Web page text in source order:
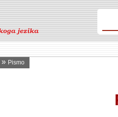
» Pismo